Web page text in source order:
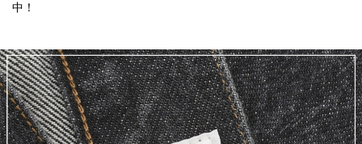
中！